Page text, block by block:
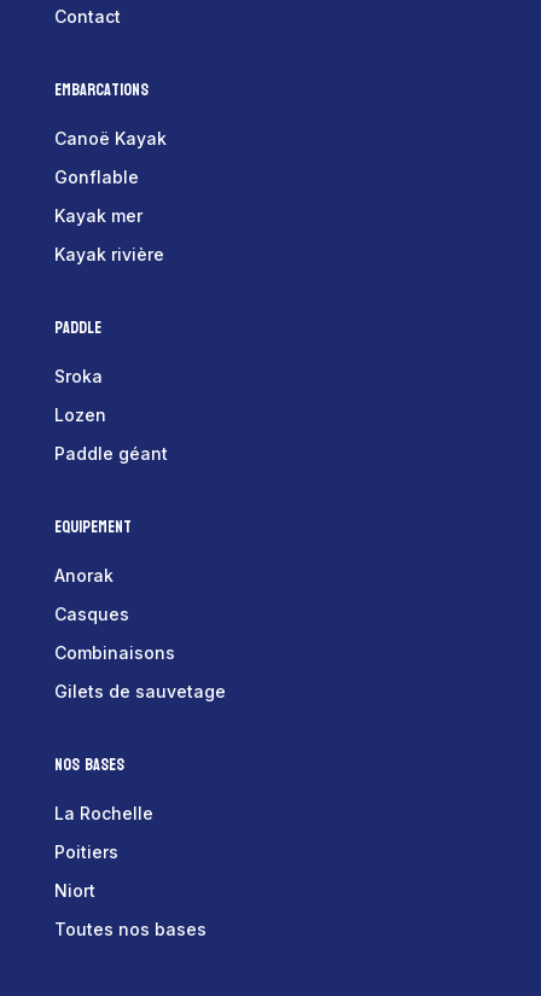
Contact
Embarcations
Canoë Kayak
Gonflable
Kayak mer
Kayak rivière
Paddle
Sroka
Lozen
Paddle géant
Equipement
Anorak
Casques
Combinaisons
Gilets de sauvetage
Nos bases
La Rochelle
Poitiers
Niort
Toutes nos bases